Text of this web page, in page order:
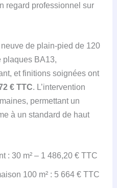
regard professionnel sur
de plain-pied de 120
plaques BA13,
et finitions soignées ont
€ TTC. L’intervention
permettant un
à un standard de haut
: 30 m² – 1 486,20 € TTC
100 m² : 5 664 € TTC